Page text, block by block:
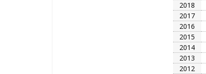
2018
2017
2016
2015
2014
2013
2012